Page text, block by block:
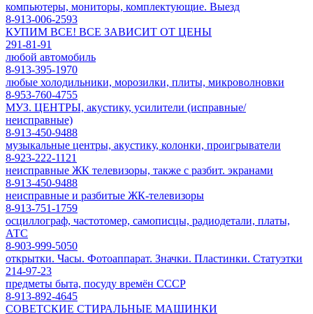
компьютеры, мониторы, комплектующие. Выезд
8-913-006-2593
КУПИМ ВСЕ! ВСЕ ЗАВИСИТ ОТ ЦЕНЫ
291-81-91
любой автомобиль
8-913-395-1970
любые холодильники, морозилки, плиты, микроволновки
8-953-760-4755
МУЗ. ЦЕНТРЫ, акустику, усилители (исправные/
неисправные)
8-913-450-9488
музыкальные центры, акустику, колонки, проигрыватели
8-923-222-1121
неисправные ЖК телевизоры, также с разбит. экранами
8-913-450-9488
неисправные и разбитые ЖК-телевизоры
8-913-751-1759
осциллограф, частотомер, самописцы, радиодетали, платы,
АТС
8-903-999-5050
открытки. Часы. Фотоаппарат. Значки. Пластинки. Статуэтки
214-97-23
предметы быта, посуду времён СССР
8-913-892-4645
СОВЕТСКИЕ СТИРАЛЬНЫЕ МАШИНКИ